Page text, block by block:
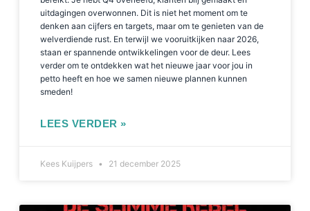
uitdagingen overwonnen. Dit is niet het moment om te
denken aan cijfers en targets, maar om te genieten van de
welverdiende rust. En terwijl we vooruitkijken naar 2026,
staan er spannende ontwikkelingen voor de deur. Lees
verder om te ontdekken wat het nieuwe jaar voor jou in
petto heeft en hoe we samen nieuwe plannen kunnen
smeden!
LEES VERDER »
Kees Kuijpers 21 december 2025